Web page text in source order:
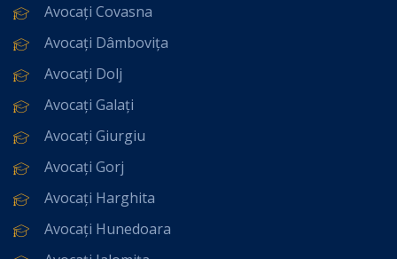
Avocați Covasna
Avocați Dâmbovița
Avocați Dolj
Avocați Galați
Avocați Giurgiu
Avocați Gorj
Avocați Harghita
Avocați Hunedoara